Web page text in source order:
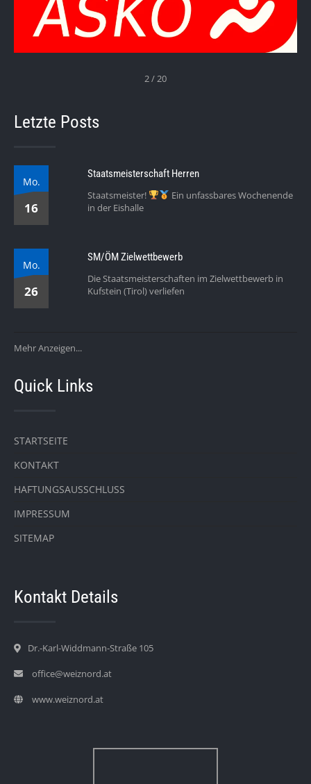
2 / 20
Letzte Posts
Mo.
16
Staatsmeisterschaft Herren
Staatsmeister!
Ein unfassbares Wochenende
in der Eishalle
Mo.
26
SM/ÖM Zielwettbewerb
Die Staatsmeisterschaften im Zielwettbewerb in
Kufstein (Tirol) verliefen
Mehr Anzeigen...
Quick Links
STARTSEITE
KONTAKT
HAFTUNGSAUSSCHLUSS
IMPRESSUM
SITEMAP
Kontakt Details
Dr.-Karl-Widdmann-Straße 105
office@weiznord.at
www.weiznord.at